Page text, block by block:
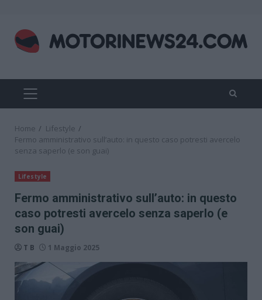
content
PRIMARY
MENU
Home
Lifestyle
Fermo amministrativo sull’auto: in questo caso potresti avercelo
senza saperlo (e son guai)
Lifestyle
Fermo amministrativo sull’auto: in questo
caso potresti avercelo senza saperlo (e
son guai)
T B 1 Maggio 2025